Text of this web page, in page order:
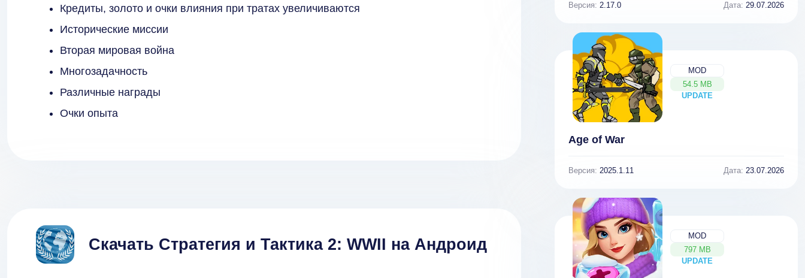
Кредиты, золото и очки влияния при тратах увеличиваются
Исторические миссии
Вторая мировая война
Многозадачность
Различные награды
Очки опыта
Скачать Стратегия и Тактика 2: WWII на Андроид
Версия: 2.17.0 Дата: 29.07.2026
MOD
54.5 MB
UPDATE
NEW
Age of War
Версия: 2025.1.11 Дата: 23.07.2026
MOD
797 MB
UPDATE
NEW